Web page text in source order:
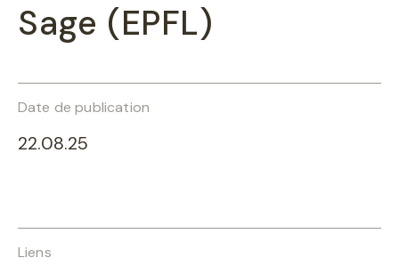
Sage (EPFL)
Date de publication
22.08.25
Liens